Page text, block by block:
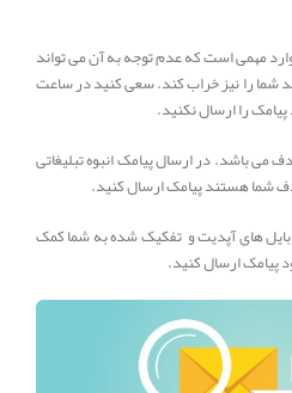
مهمی است که عدم توجه به آن می تواند
شما را نیز خراب کند. سعی کنید در ساعت
را ارسال نکنید.
باشد. در ارسال پیامک انبوه تبلیغاتی
شما هستند پیامک ارسال کنید.
های آپدیت و تفکیک شده به شما کمک
ارسال کنید.